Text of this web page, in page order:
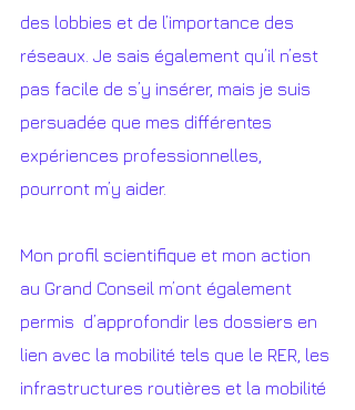
des lobbies et de l’importance des
réseaux. Je sais également qu’il n’est
pas facile de s’y insérer, mais je suis
persuadée que mes différentes
expériences professionnelles,
pourront m’y aider.
Mon profil scientifique et mon action
au Grand Conseil m’ont également
permis  d’approfondir les dossiers en
lien avec la mobilité tels que le RER, les
infrastructures routières et la mobilité